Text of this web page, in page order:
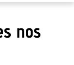
nos